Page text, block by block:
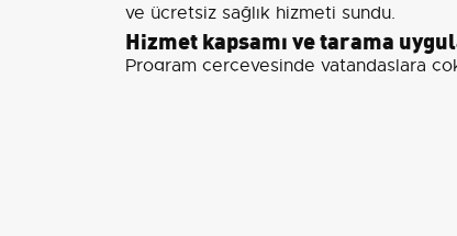
ve ücretsiz sağlık hizmeti sundu.
Hizmet kapsamı ve tarama
Program çerçevesinde vatandaşlara